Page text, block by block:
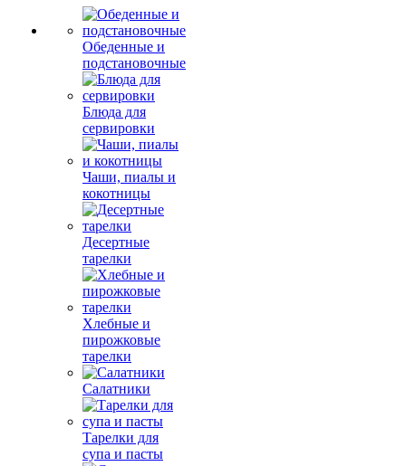
Обеденные и
подстановочные
Блюда для
сервировки
Чаши, пиалы и
кокотницы
Десертные
тарелки
Хлебные и
пирожковые
тарелки
Салатники
Тарелки для
супа и пасты